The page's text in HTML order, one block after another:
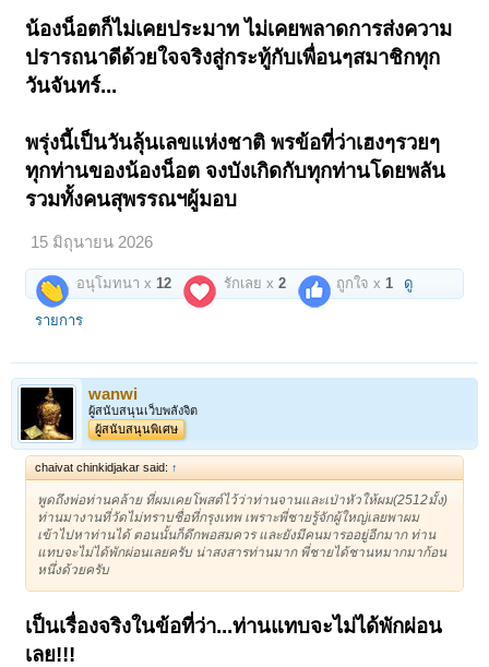
น้องน็อตก็ไม่เคยประมาท ไม่เคยพลาดการส่งความ
ปรารถนาดีด้วยใจจริงสู่กระทู้กับเพื่อนๆสมาชิกทุก
วันจันทร์...
พรุ่งนี้เป็นวันลุ้นเลขแห่งชาติ พรข้อที่ว่าเฮงๆรวยๆ
ทุกท่านของน้องน็อต จงบังเกิดกับทุกท่านโดยพลัน
รวมทั้งคนสุพรรณฯผู้มอบ
15 มิถุนายน 2026
อนุโมทนา x 12 รักเลย x2 ถูกใจ x 1 ดู
รายการ
wanwi
ผู้สนับสนุนเว็บพลังจิต
ผู้สนับสนุนพิเศษ
chaivat chinkidjakar said: ↑
พูดถึงพ่อท่านคล้าย ที่ผมเคยโพสต์ไว้ว่าท่านจานและเป่าหัวให้ผม(2512มั้ง)
ท่านมางานที่วัดไม่ทราบชื่อที่กรุงเทพ เพราะพี่ชายรู้จักผู้ใหญ่เลยพาผม
เข้าไปหาท่านได้ ตอนนั้นก็ดึกพอสมควร และยังมีคนมารออยู่อีกมาก ท่าน
แทบจะไม่ได้พักผ่อนเลยครับ น่าสงสารท่านมาก พี่ชายได้ชานหมากมาก้อน
หนึ่งด้วยครับ
เป็นเรื่องจริงในข้อที่ว่า...ท่านแทบจะไม่ได้พักผ่อน
เลย!!!